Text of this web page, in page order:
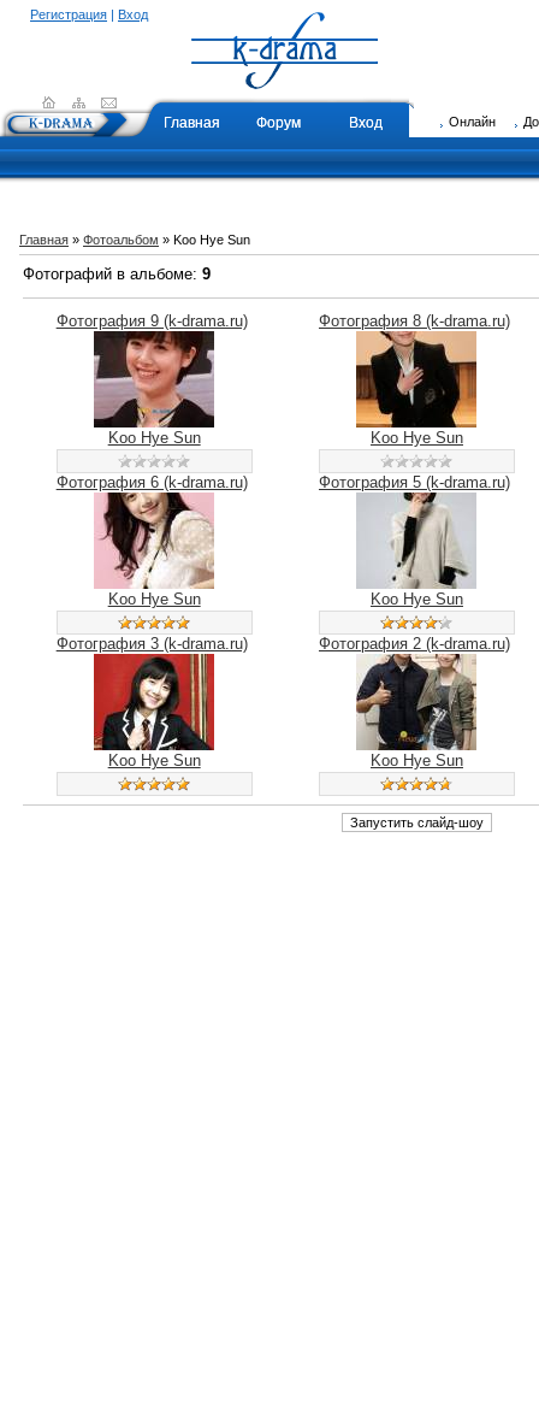
Регистрация | Вход
Главная Форум Вход Онлайн
Главная » Фотоальбом » Koo Hye Sun
Фотографий в альбоме: 9
Фотография 9 (k-drama.ru)
Koo Hye Sun
Фотография 8 (k-drama.ru)
Koo Hye Sun
Фотография 6 (k-drama.ru)
Koo Hye Sun
Фотография 5 (k-drama.ru)
Koo Hye Sun
Фотография 3 (k-drama.ru)
Koo Hye Sun
Фотография 2 (k-drama.ru)
Koo Hye Sun